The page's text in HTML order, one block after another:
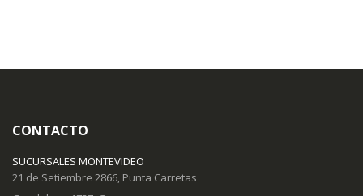
CONTACTO
SUCURSALES MONTEVIDEO
21 de Setiembre 2866, Punta Carretas